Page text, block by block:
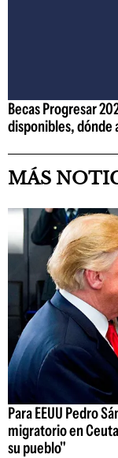
Becas Progresar
disponibles, dónde
MÁS
Para EEUU Pedro
migratorio en
su pueblo"